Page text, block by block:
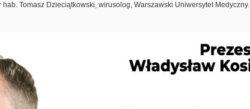
Tomasz Dzieciątkowski, wirusolog, Warszawski Uniwersytet Medyczny.